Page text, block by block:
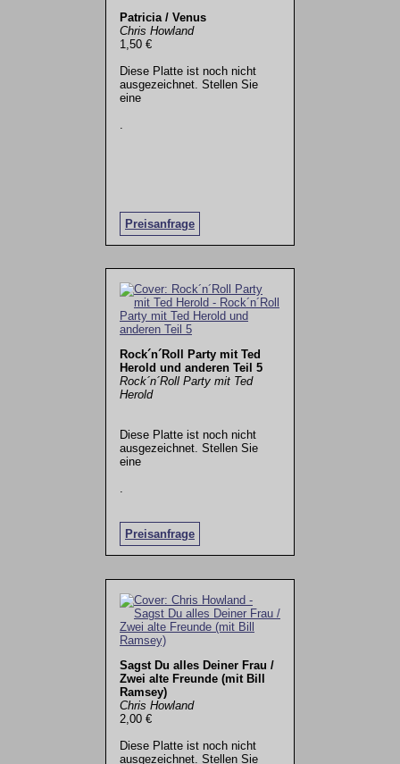
Patricia / Venus
Chris Howland
1,50 €
Diese Platte ist noch nicht
ausgezeichnet. Stellen Sie
eine
Preisanfrage
Rock´n´Roll Party mit Ted
Herold und anderen Teil 5
Rock´n´Roll Party mit Ted
Herold
Diese Platte ist noch nicht
ausgezeichnet. Stellen Sie
eine
Preisanfrage
.
Sagst Du alles Deiner Frau /
Zwei alte Freunde (mit Bill
Ramsey)
Chris Howland
2,00 €
Diese Platte ist noch nicht
ausgezeichnet. Stellen Sie